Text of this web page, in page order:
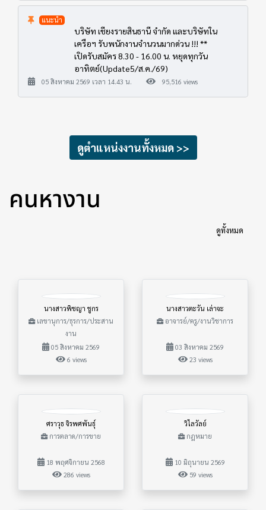
แนะนำ
บริษัท เชียงรายสินธานี จำกัด และบริษัทใน
เครือฯ รับพนักงานจำนวนมากด่วน !!! **
เปิดรับสมัคร 8.30 - 16.00 น. หยุดทุกวัน
อาทิตย์(Update5/ส.ค./69)
05 สิงหาคม 2569 เวลา 14.43 น. 95,516 views
ดูตำแหน่งงานทั้งหมด >>
คนหางาน
ดูทั้งหมด
นางสาวพิชญา ชูกร
เลขานุการ/ธุรการ/ประสาน
งาน
05 สิงหาคม 2569
6 views
นางสาวตะวัน เล่าจะ
อาจารย์/ครู/งานวิชาการ
03 สิงหาคม 2569
23 views
ศราวุธ จิรพศพันธุ์
การตลาด/การขาย
18 พฤศจิกายน 2568
286 views
วิไลวัลย์
กฎหมาย
10 มิถุนายน 2569
59 views